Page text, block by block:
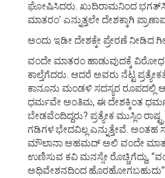
ಘೋಷಿಸಿದರು. ಖುದಿರಾಮನಿಂದ
ಮಾತರಂ’ ಎನ್ನುತ್ತಲೇ ದೇಶಕ್ಕಾಗಿ
ಅಂದು ಇಡೀ ದೇಶಕ್ಕೇ ಪ್ರೇರಣೆ ನೀಡಿದ
ವಂದೇ ಮಾತರಂ ಹಾಡುವುದಕ್ಕೆ ವಿರೋಧ
ಕಾಲ್ತೆಗೆದರು. ಆದರೆ ಅವರು ನೆಟ್ಟ
ಕಾನೂನು ಮಂಡಳಿ ಸದಸ್ಯರ ರೂಪದಲ್ಲಿ
ಧರ್ಮವೇ ಅಂತಿಮ, ಈ ದೇಶಕ್ಕಿಂತ
ಬೇಡವೆಂದಿದ್ದರು? ಪ್ರತ್ಯೇಕ ಮುಸ್ಲಿಂ
ಗಡಿಗಳ ಭೇದವಿಲ್ಲ ಎನ್ನುತ್ತೇವೆ. ಅಂತಹ
ಮೌಲಾನಾ ಅಹಮದ್ ಅಲಿ ವಂದೇ
ಉಣಿಸುವ ಕವಿ ಮನಸ್ಸೇ ರೊಚ್ಚಿಗೆದ್ದು,
ಅಧಿವೇಶನದಿಂದ